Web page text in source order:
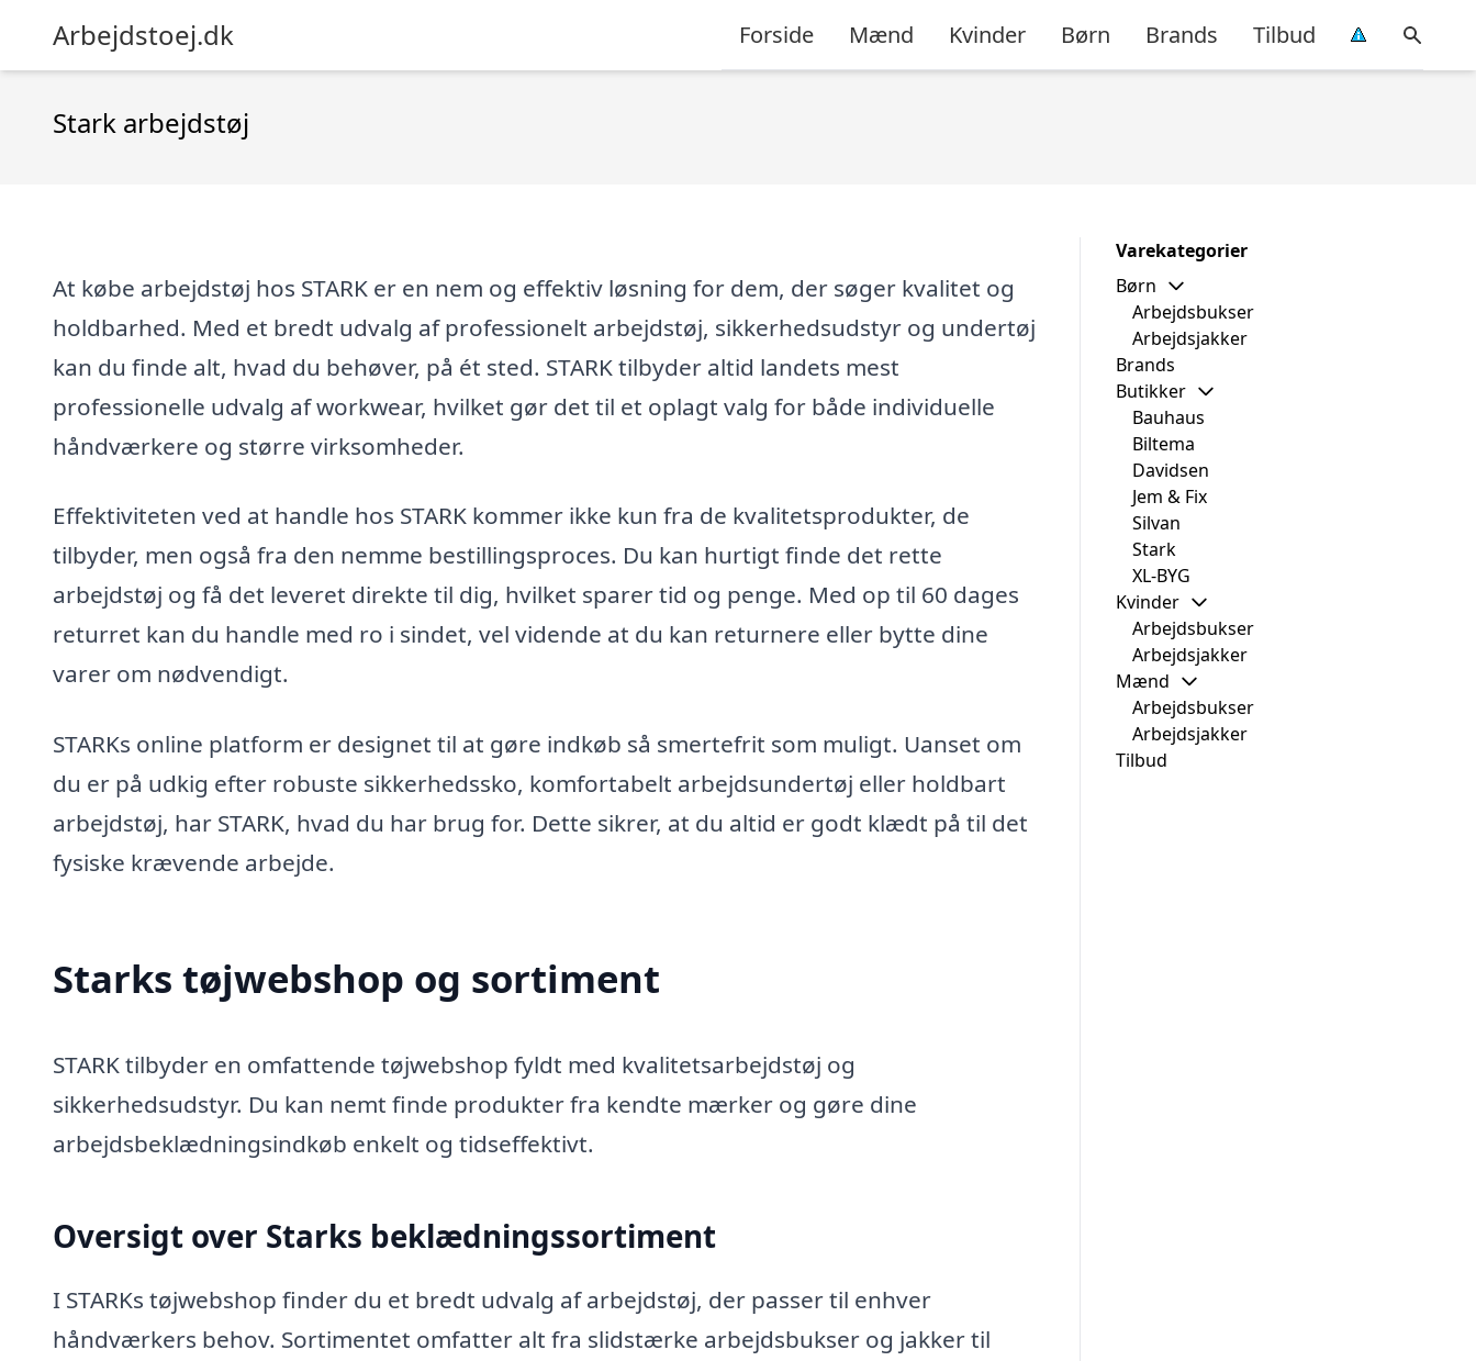
Arbejdstoej.dk Forside Mænd Kvinder Børn Brands Tilbud
Stark arbejdstøj
At købe arbejdstøj hos STARK er en nem og effektiv løsning for dem, der søger kvalitet og
holdbarhed. Med et bredt udvalg af professionelt arbejdstøj, sikkerhedsudstyr og undertøj
kan du finde alt, hvad du behøver, på ét sted. STARK tilbyder altid landets mest
professionelle udvalg af workwear, hvilket gør det til et oplagt valg for både individuelle
håndværkere og større virksomheder.
Effektiviteten ved at handle hos STARK kommer ikke kun fra de kvalitetsprodukter, de
tilbyder, men også fra den nemme bestillingsproces. Du kan hurtigt finde det rette
arbejdstøj og få det leveret direkte til dig, hvilket sparer tid og penge. Med op til 60 dages
returret kan du handle med ro i sindet, vel vidende at du kan returnere eller bytte dine
varer om nødvendigt.
STARKs online platform er designet til at gøre indkøb så smertefrit som muligt. Uanset om
du er på udkig efter robuste sikkerhedssko, komfortabelt arbejdsundertøj eller holdbart
arbejdstøj, har STARK, hvad du har brug for. Dette sikrer, at du altid er godt klædt på til det
fysiske krævende arbejde.
Starks tøjwebshop og sortiment
STARK tilbyder en omfattende tøjwebshop fyldt med kvalitetsarbejdstøj og
sikkerhedsudstyr. Du kan nemt finde produkter fra kendte mærker og gøre dine
arbejdsbeklædningsindkøb enkelt og tidseffektivt.
Oversigt over Starks beklædningssortiment
I STARKs tøjwebshop finder du et bredt udvalg af arbejdstøj, der passer til enhver
håndværkers behov. Sortimentet omfatter alt fra slidstærke arbejdsbukser og jakker til
Varekategorier
Børn
Arbejdsbukser
Arbejdsjakker
Brands
Butikker
Bauhaus
Biltema
Davidsen
Jem & Fix
Silvan
Stark
XL-BYG
Kvinder
Arbejdsbukser
Arbejdsjakker
Mænd
Arbejdsbukser
Arbejdsjakker
Tilbud